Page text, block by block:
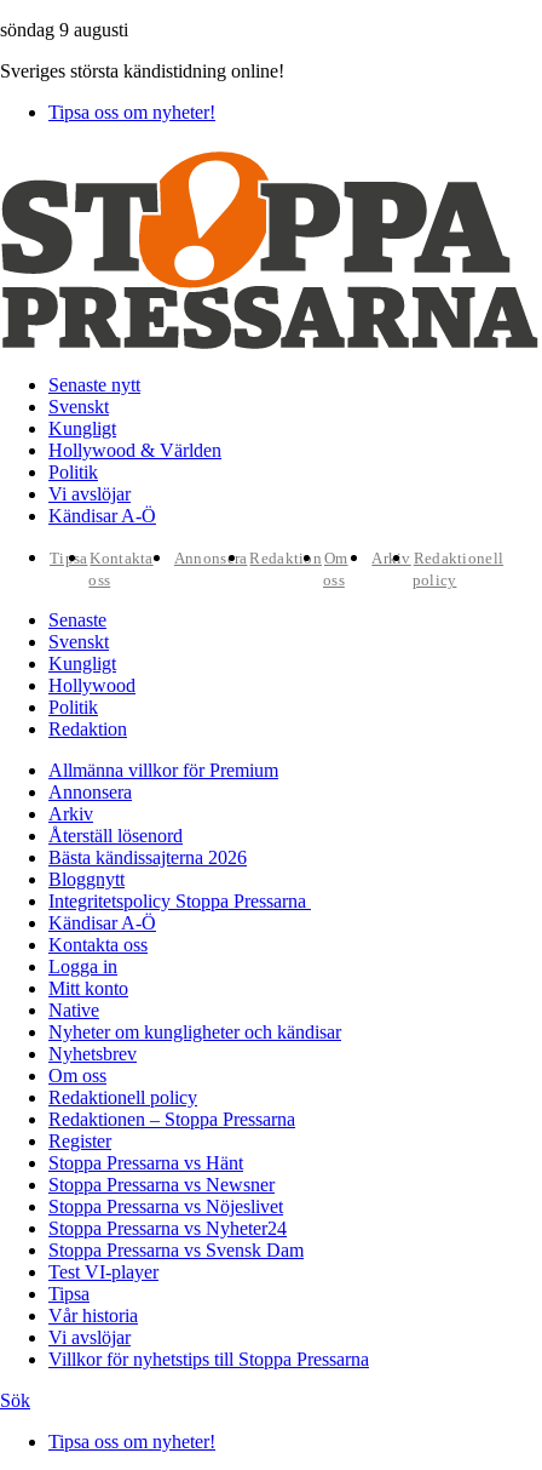
söndag 9 augusti
Sveriges största kändistidning online!
Tipsa oss om nyheter!
Senaste nytt
Svenskt
Kungligt
Hollywood & Världen
Politik
Vi avslöjar
Kändisar A-Ö
TipsaKontakta
oss
AnnonseraRedaktion Om
oss
Arkiv Redaktionell
policy
Senaste
Svenskt
Kungligt
Hollywood
Politik
Redaktion
Allmänna villkor för Premium
Annonsera
Arkiv
Återställ lösenord
Bästa kändissajterna 2026
Bloggnytt
Integritetspolicy Stoppa Pressarna
Kändisar A-Ö
Kontakta oss
Logga in
Mitt konto
Native
Nyheter om kungligheter och kändisar
Nyhetsbrev
Om oss
Redaktionell policy
Redaktionen – Stoppa Pressarna
Register
Stoppa Pressarna vs Hänt
Stoppa Pressarna vs Newsner
Stoppa Pressarna vs Nöjeslivet
Stoppa Pressarna vs Nyheter24
Stoppa Pressarna vs Svensk Dam
Test VI-player
Tipsa
Vår historia
Vi avslöjar
Villkor för nyhetstips till Stoppa Pressarna
Sök
Tipsa oss om nyheter!